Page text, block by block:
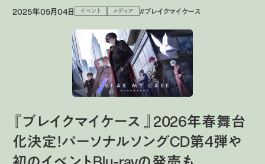
2025年05月04日 イベント メディア #ブレイクマイケース
『ブレイクマイケース 』2026年春舞台
化決定！パーソナルソングCD第4弾や